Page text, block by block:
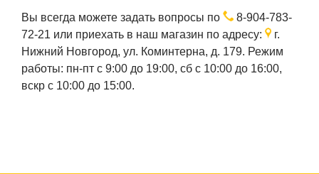
Вы всегда можете задать вопросы по
8-904-783-
72-21 или приехать в наш магазин по адресу:
г.
Нижний Новгород, ул. Коминтерна, д. 179. Режим
работы: пн-пт с 9:00 до 19:00, сб с 10:00 до 16:00,
вскр с 10:00 до 15:00.